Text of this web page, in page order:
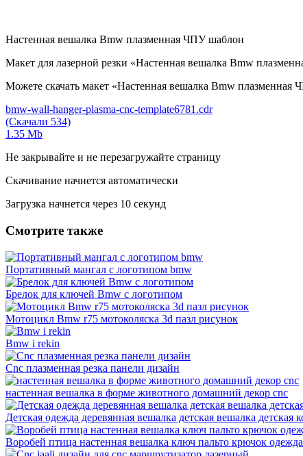
Настенная вешалка Bmw плазменная ЧПУ шаблон
Макет для лазерной резки «Настенная вешалка Bmw
Можете скачать макет «Настенная вешалка Bmw
bmw-wall-hanger-plasma-cnc-template6781.cdr
(Скачали 534)
1.35 Mb
Не закрывайте и не перезагружайте страницу
Скачивание начнется автоматически
Загрузка начнется через 10 секунд
Смотрите также
Портативный мангал с логотипом bmw
Брелок для ключей Bmw с логотипом
Мотоцикл Bmw r75 мотоколяска 3d пазл рисунок
Bmw i rekin
Cnc плазменная резка панели дизайн
настенная вешалка в форме животного домашний декор cnc
Детская одежда деревянная вешалка детская вешалка детская
Воробей птица настенная вешалка ключ пальто крючок